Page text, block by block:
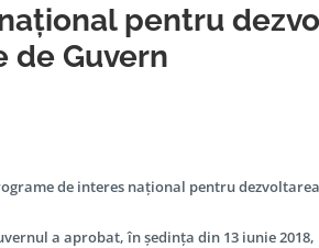
pentru
de Guvern
de interes național pentru
a aprobat, în ședința din 13 iunie